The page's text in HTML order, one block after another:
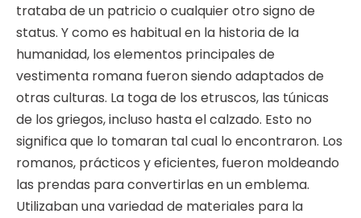
trataba de un patricio o cualquier otro signo de
status. Y como es habitual en la historia de la
humanidad, los elementos principales de
vestimenta romana fueron siendo adaptados de
otras culturas. La toga de los etruscos, las túnicas
de los griegos, incluso hasta el calzado. Esto no
significa que lo tomaran tal cual lo encontraron. Los
romanos, prácticos y eficientes, fueron moldeando
las prendas para convertirlas en un emblema.
Utilizaban una variedad de materiales para la